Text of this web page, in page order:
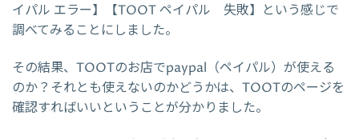
イパル エラー】【TOOT ペイパル 失敗】という感じで
調べてみることにしました。
その結果、TOOTのお店でpaypal（ペイパル）が使える
のか？それとも使えないのかどうかは、TOOTのページを
確認すればいいということが分かりました。